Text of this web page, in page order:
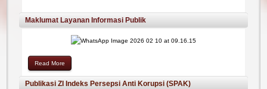
Maklumat Layanan Informasi Publik
Read More
Publikasi ZI Indeks Persepsi Anti Korupsi (SPAK)